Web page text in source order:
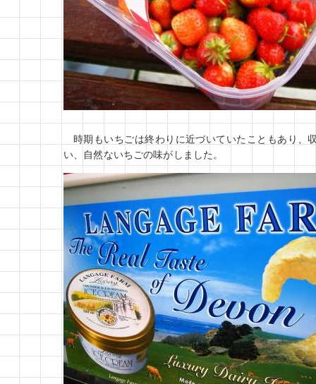
時期もいちごは終わりに近づいていたこともあり、
い、自然ないちごの味がしました。